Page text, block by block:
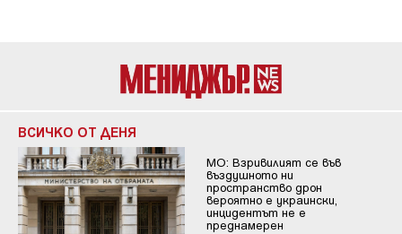
ВСИЧКО ОТ ДЕНЯ
МО: Взривилият се във
въздушното ни
пространство дрон
вероятно е украински,
инцидентът не е
преднамерен